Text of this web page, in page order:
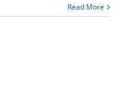
Read More